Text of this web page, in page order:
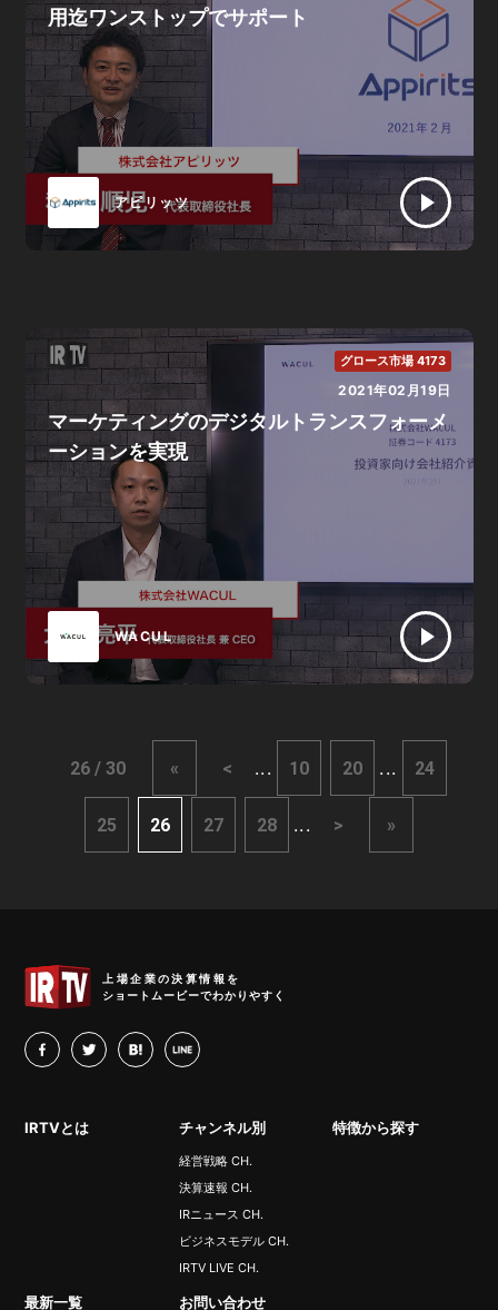
アピリッツ
用迄ワンストップでサポート
グロース市場 4173
2021年02月19日
WACUL
マーケティングのデジタルトランスフォーメ
ーションを実現
26 / 30 « < ... 10 20 ... 24
25 26 27 28 ... > »
IRTV
上場企業の決算情報を
ショートムービーでわかりやすく
facebook
twitterhatenaLINE
IRTVとは チャンネル別
経営戦略 CH.
決算速報 CH.
IRニュース CH.
ビジネスモデル CH.
IRTV LIVE CH.
特徴から探す
最新一覧 お問い合わせ